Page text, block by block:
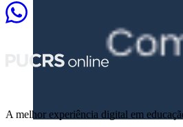
A melhor experiência digital em